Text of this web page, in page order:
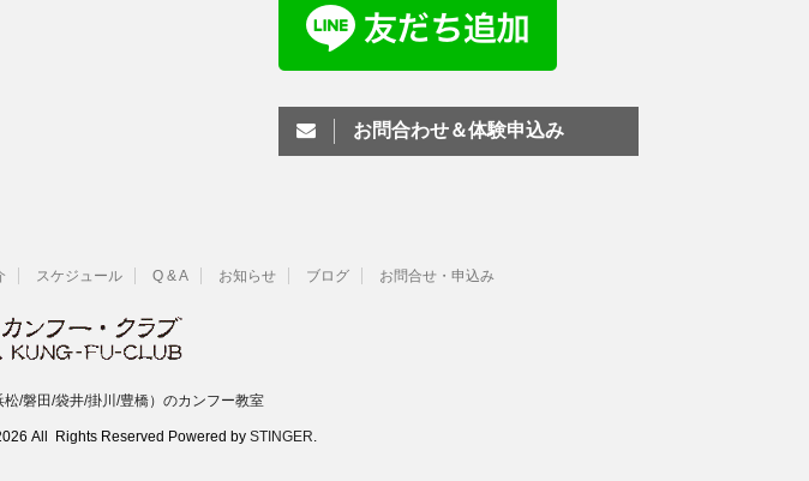
お問合わせ＆体験申込み
スケジュール Q & A お知らせ ブログ お問合せ・申込み
/磐田/袋井/掛川/豊橋）のカンフー教室
All Rights Reserved Powered by STINGER